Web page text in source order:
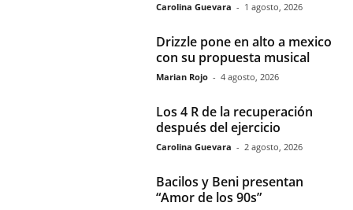
Carolina Guevara - 1 agosto, 2026
Drizzle pone en alto a mexico
con su propuesta musical
Marian Rojo - 4 agosto, 2026
Los 4 R de la recuperación
después del ejercicio
Carolina Guevara - 2 agosto, 2026
Bacilos y Beni presentan
“Amor de los 90s”